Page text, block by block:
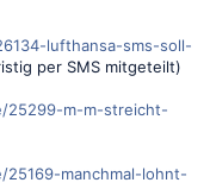
lufthansa-sms-soll-
per SMS mitgeteilt)
25299-m-m-streicht-
manchmal-lohnt-